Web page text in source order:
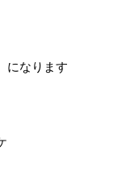
になります